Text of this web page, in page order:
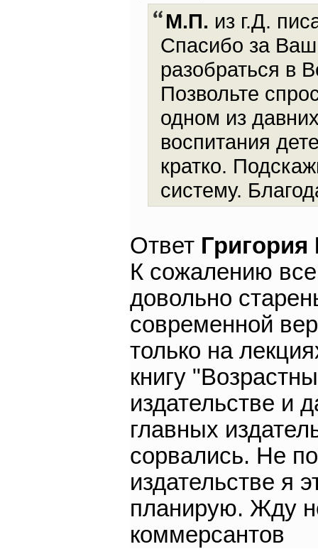
М.П. из г.Д.
Спасибо за
разобраться в
Позвольте
одном из
воспитания
кратко.
систему.
Ответ
К сожалению
довольно
современной
только на
книгу
издательстве и
главных
сорвались. Не
издательстве я
планирую. Жду
коммерсантов